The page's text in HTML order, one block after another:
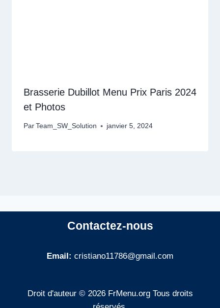
Brasserie Dubillot Menu Prix Paris 2024
et Photos
Par Team_SW_Solution janvier 5, 2024
Contactez-nous
Email: cristiano11786@gmail.com
Droit d'auteur © 2026 FrMenu.org Tous droits